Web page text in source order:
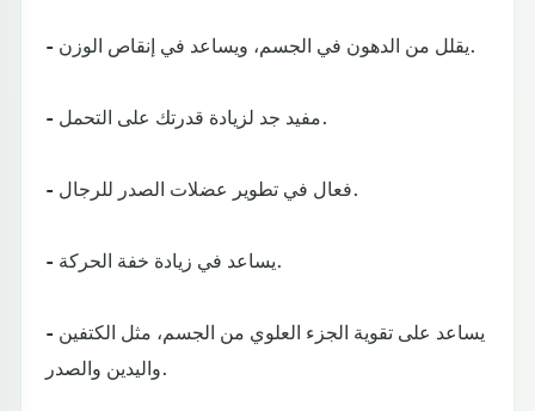
- يقلل من الدهون في الجسم، ويساعد في إنقاص الوزن.
- مفيد جد لزيادة قدرتك على التحمل.
- فعال في تطوير عضلات الصدر للرجال.
- يساعد في زيادة خفة الحركة.
- يساعد على تقوية الجزء العلوي من الجسم، مثل الكتفين
واليدين والصدر.